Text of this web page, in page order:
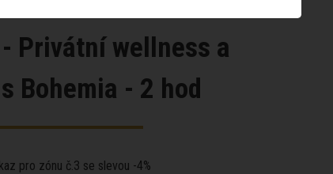
Privátní wellness a
Bohemia - 2 hod
pro zónu č.3 se slevou -4%